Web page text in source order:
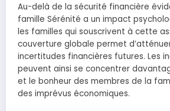
Au-delà de la sécurité financière
famille Sérénité a un impact
les familles qui souscrivent à cette
couverture globale permet
incertitudes financières futures. Les
peuvent ainsi se concentrer
et le bonheur des membres de la
des imprévus économiques.